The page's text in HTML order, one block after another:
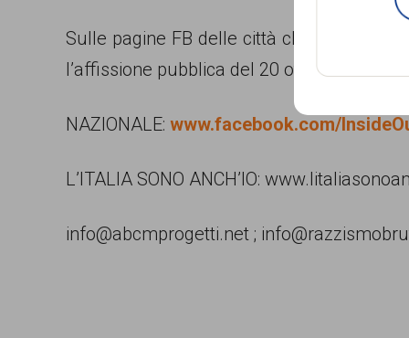
Sulle pagine FB delle città che
l’affissione pubblica del 20 ottobre:
NAZIONALE: www.facebook.com/
L’ITALIA SONO ANCH’IO:
info@abcmprogetti.net ;